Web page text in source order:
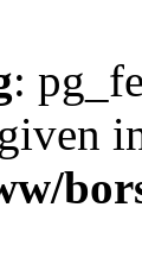
: